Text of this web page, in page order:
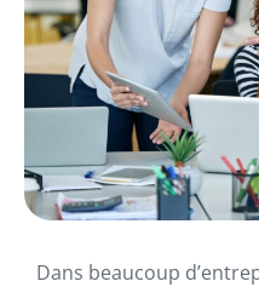
Dans beaucoup